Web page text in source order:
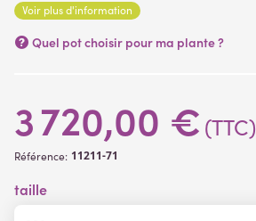
Voir plus d'information
Quel pot choisir pour ma plante ?
3 720,00 € (TTC)
Référence: 11211-71
taille